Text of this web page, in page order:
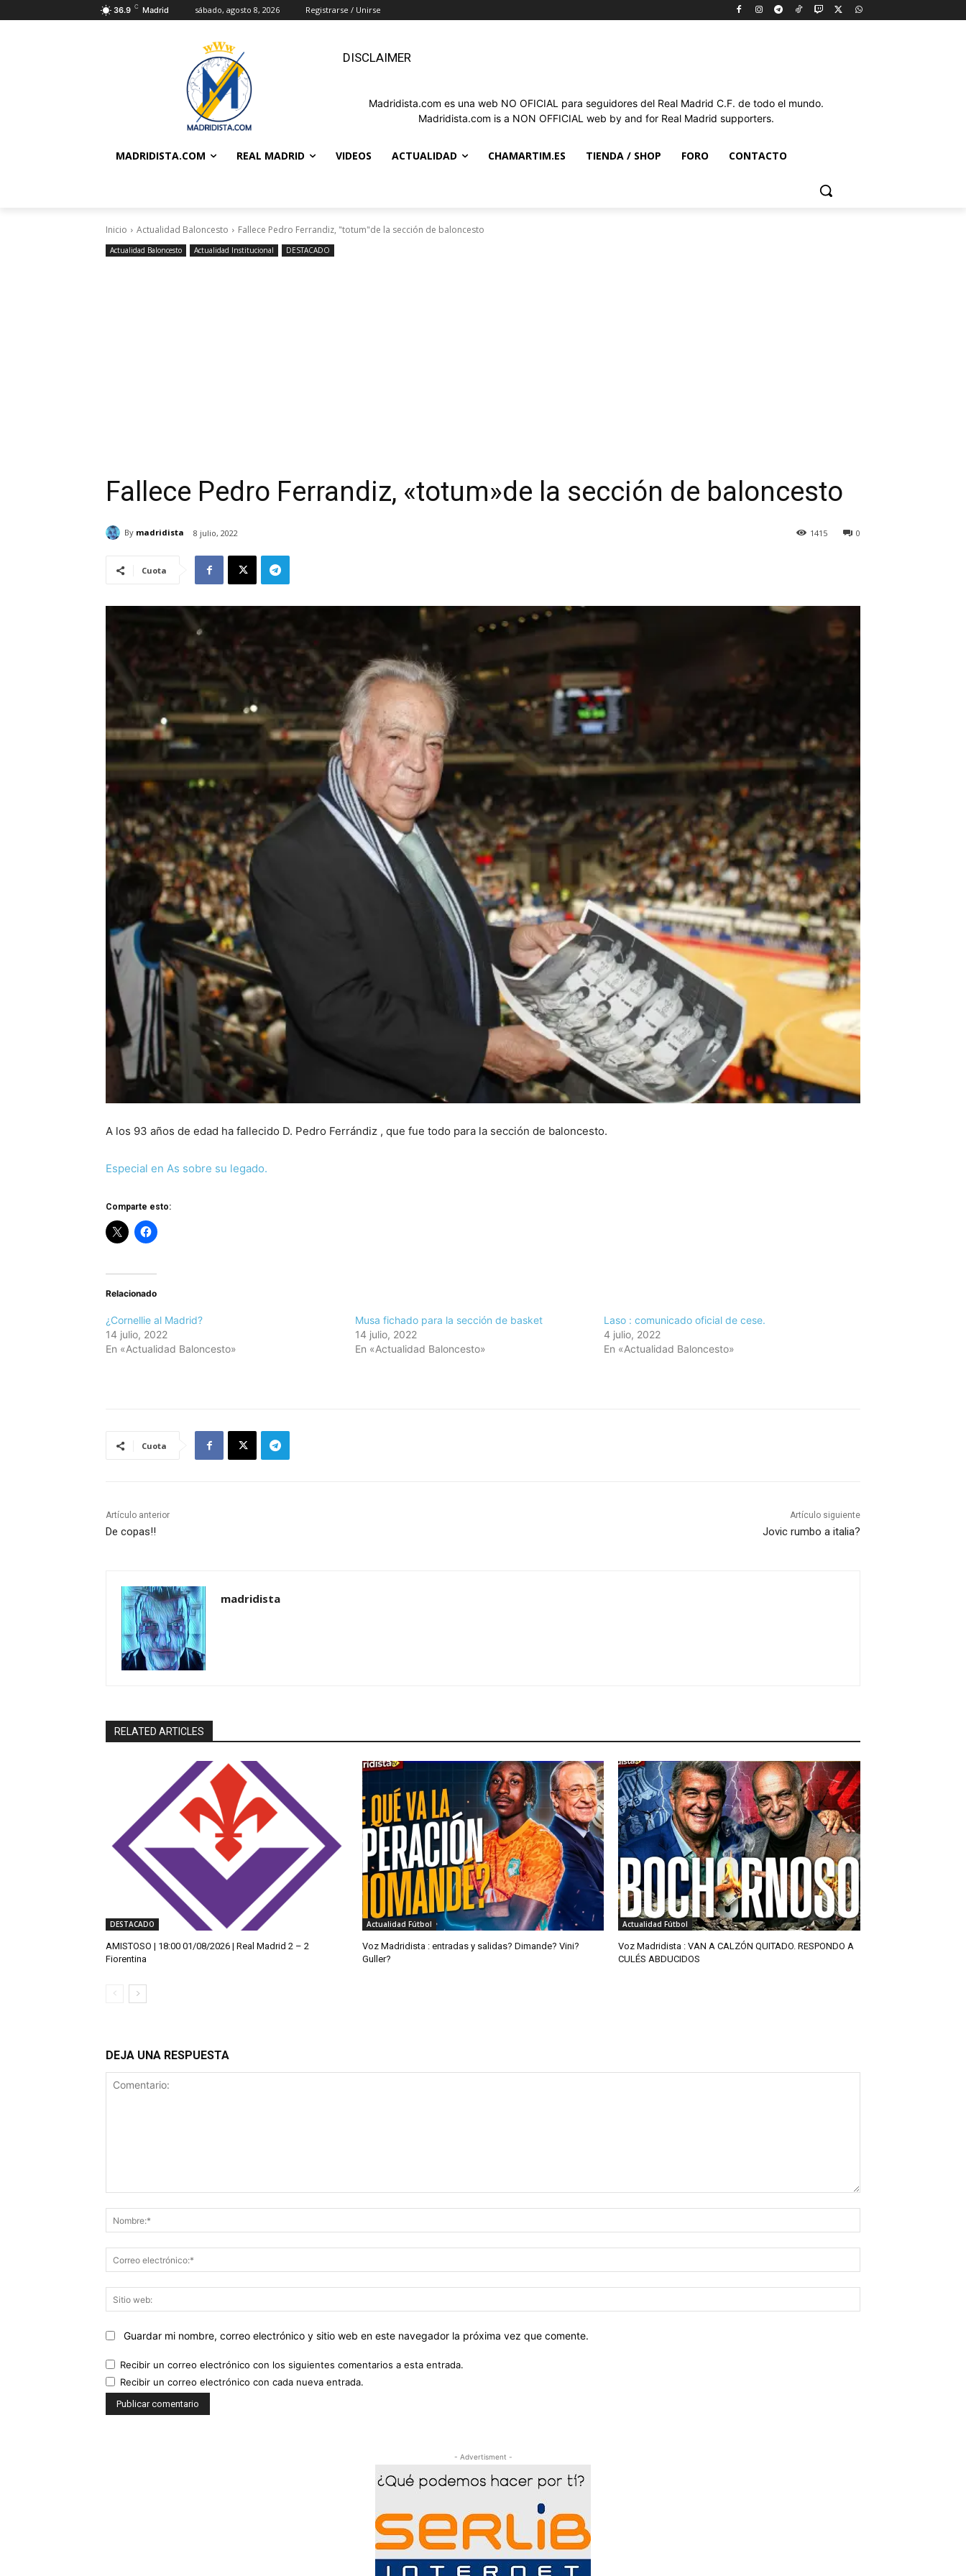
36.9 C Madrid sábado, agosto 8, 2026 Registrarse / Unirse
DISCLAIMER
Madridista.com es una web NO OFICIAL para seguidores del Real Madrid C.F. de todo el mundo.
Madridista.com is a NON OFFICIAL web by and for Real Madrid supporters.
MADRIDISTA.COM REAL MADRID VIDEOS ACTUALIDAD CHAMARTIM.ES TIENDA / SHOP FORO CONTACTO
Inicio Actualidad Baloncesto Fallece Pedro Ferrandiz, "totum"de la sección de baloncesto
Actualidad Baloncesto Actualidad Institucional DESTACADO
Fallece Pedro Ferrandiz, «totum»de la sección de baloncesto
By madridista 8 julio, 2022 0
1415
Cuota
A los 93 años de edad ha fallecido D. Pedro Ferrándiz , que fue todo para la sección de baloncesto.
Especial en As sobre su legado.
Comparte esto:
Relacionado
¿Cornellie al Madrid?
14 julio, 2022
En «Actualidad Baloncesto»
Musa fichado para la sección de basket
14 julio, 2022
En «Actualidad Baloncesto»
Laso : comunicado oficial de cese.
4 julio, 2022
En «Actualidad Baloncesto»
Cuota
Artículo anterior
De copas!!
Artículo siguiente
Jovic rumbo a italia?
madridista
RELATED ARTICLES
DESTACADO
AMISTOSO | 18:00 01/08/2026 | Real Madrid 2 – 2
Fiorentina
Actualidad Fútbol
Voz Madridista : entradas y salidas? Dimande? Vini?
Guller?
Actualidad Fútbol
Voz Madridista : VAN A CALZÓN QUITADO. RESPONDO A
CULÉS ABDUCIDOS
DEJA UNA RESPUESTA
electrónico:*
web:
Guardar mi nombre, correo electrónico y sitio web en este navegador la próxima vez que comente.
Recibir un correo electrónico con los siguientes comentarios a esta entrada.
Recibir un correo electrónico con cada nueva entrada.
- Advertisment -